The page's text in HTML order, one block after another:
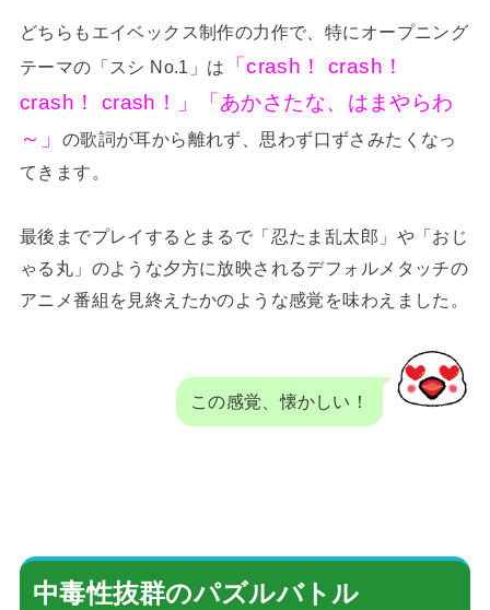
どちらもエイベックス制作の力作で、特にオープニング
テーマの「スシ No.1」は
「crash！ crash！
crash！ crash！」「あかさたな、はまやらわ
～」 の歌詞が耳から離れず、思わず口ずさみたくなっ
てきます。
最後までプレイするとまるで「忍たま乱太郎」や「おじ
ゃる丸」のような夕方に放映されるデフォルメタッチの
アニメ番組を見終えたかのような感覚を味わえました。
この感覚、懐かしい！
中毒性抜群のパズルバトル